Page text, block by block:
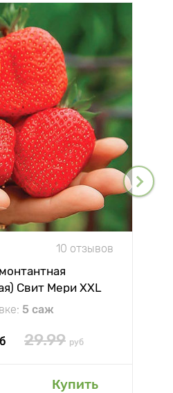
10 отзывов
Свит Мери XXL
5 саж
29.99 руб
Купить